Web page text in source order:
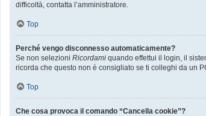
difficoltà, contatta l’amministratore.
Top
Perché vengo disconnesso automaticamente?
Se non selezioni Ricordami quando effettui il login, il
ricorda che questo non è consigliato se ti colleghi da un
Top
Che cosa provoca il comando “Cancella cookie”?